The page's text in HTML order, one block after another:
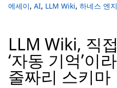
에세이, AI, LLM Wiki, 하네스 엔
LLM Wiki, 직
‘자동 기억’이
줄짜리 스키마